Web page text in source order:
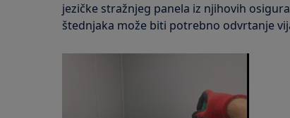
jezičke stražnjeg panela iz njihovih
štednjaka može biti potrebno odvrtanje